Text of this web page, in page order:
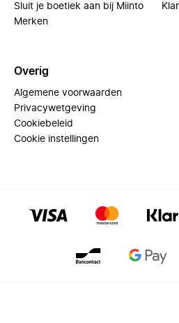
Sluit je boetiek aan bij Miinto
Merken
Overig
Algemene voorwaarden
Privacywetgeving
Cookiebeleid
Cookie instellingen